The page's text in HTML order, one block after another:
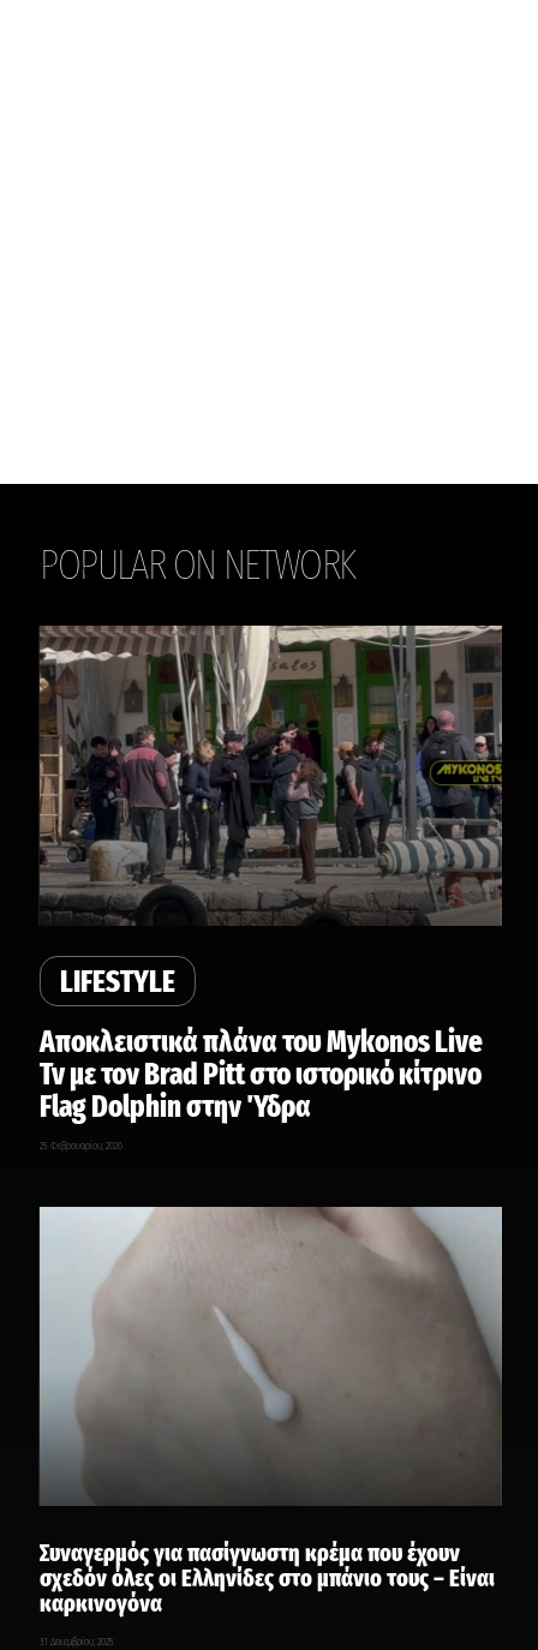
POPULAR ON NETWORK
THE DAILY
LIFESTYLE
Αποκλειστικά πλάνα του Mykonos Live
Tv με τον Brad Pitt στο ιστορικό κίτρινο
Flag Dolphin στην Ύδρα
25 Φεβρουαρίου, 2026
Συναγερμός για πασίγνωστη κρέμα που έχουν
σχεδόν όλες οι Ελληνίδες στο μπάνιο τους – Είναι
καρκινογόνα
31 Δεκεμβρίου, 2025